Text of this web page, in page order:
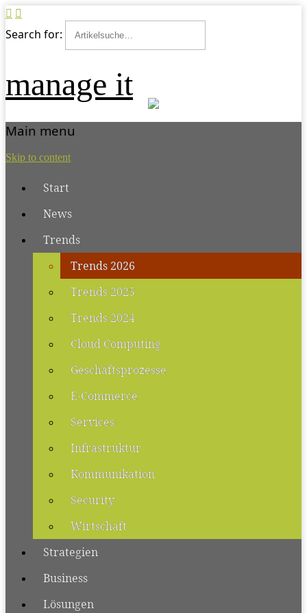
Search for:
manage it
Main menu
Skip to content
Start
News
Trends
Trends 2026
Trends 2025
Trends 2024
Cloud Computing
Geschäftsprozesse
E-Commerce
Services
Infrastruktur
Kommunikation
Security
Wirtschaft
Strategien
Business
Lösungen